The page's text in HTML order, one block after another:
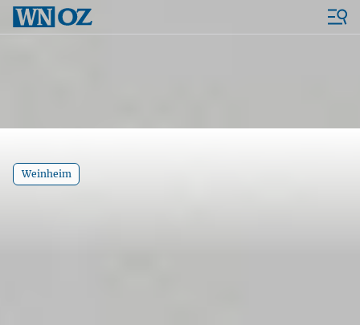
Weinheim